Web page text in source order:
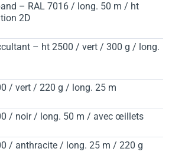
– RAL 7016 / long. 50 m / ht
2D
– ht 2500 / vert / 300 g / long.
/ vert / 220 g / long. 25 m
/ noir / long. 50 m / avec œillets
/ anthracite / long. 25 m / 220 g